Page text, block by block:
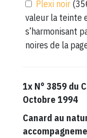
Plexi noir
valeur la teinte
s’harmonisant
noires de la
1x N° 3859 du
Octobre 1994
Canard au